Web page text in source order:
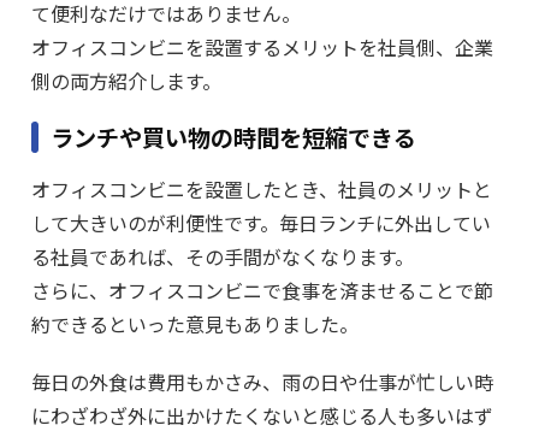
て便利なだけではありません。
オフィスコンビニを設置するメリットを社員側、企業
側の両方紹介します。
ランチや買い物の時間を短縮できる
オフィスコンビニを設置したとき、社員のメリットと
して大きいのが利便性です。毎日ランチに外出してい
る社員であれば、その手間がなくなります。
さらに、オフィスコンビニで食事を済ませることで節
約できるといった意見もありました。
毎日の外食は費用もかさみ、雨の日や仕事が忙しい時
にわざわざ外に出かけたくないと感じる人も多いはず